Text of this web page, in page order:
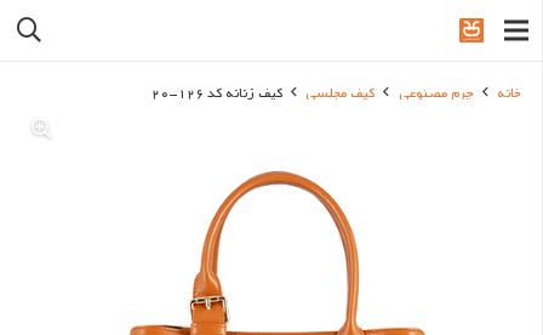
خانه چرم مصنوعی کیف مجلسی کیف زنانه کد 126-20